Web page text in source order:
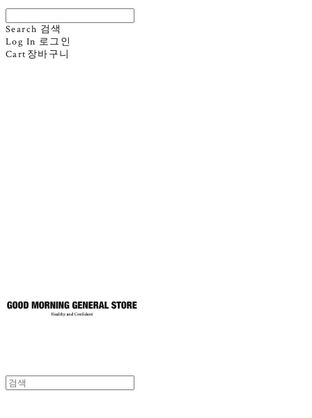
Search 검색
Log In 로그인
Cart 장바구니